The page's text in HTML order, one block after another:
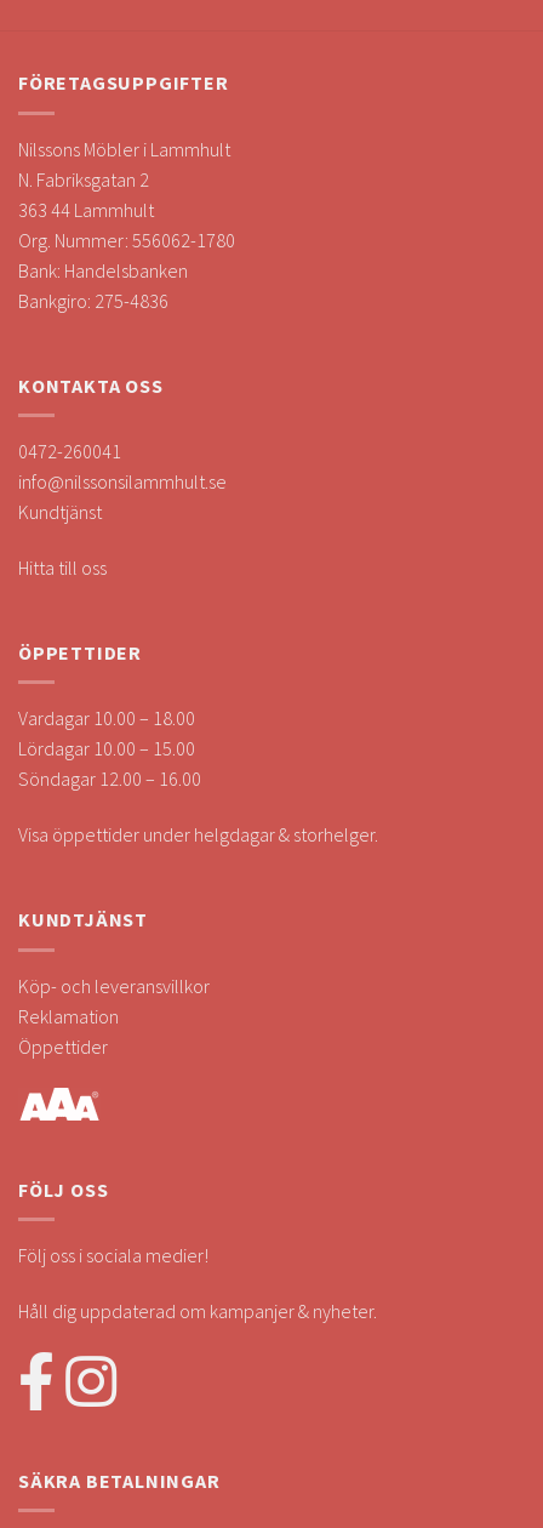
FÖRETAGSUPPGIFTER
Nilssons Möbler i Lammhult
N. Fabriksgatan 2
363 44 Lammhult
Org. Nummer: 556062-1780
Bank: Handelsbanken
Bankgiro: 275-4836
KONTAKTA OSS
0472-260041
info@nilssonsilammhult.se
Kundtjänst
Hitta till oss
ÖPPETTIDER
Vardagar 10.00 – 18.00
Lördagar 10.00 – 15.00
Söndagar 12.00 – 16.00
Visa öppettider under helgdagar & storhelger.
KUNDTJÄNST
Köp- och leveransvillkor
Reklamation
Öppettider
FÖLJ OSS
Följ oss i sociala medier!
Håll dig uppdaterad om kampanjer & nyheter.
SÄKRA BETALNINGAR